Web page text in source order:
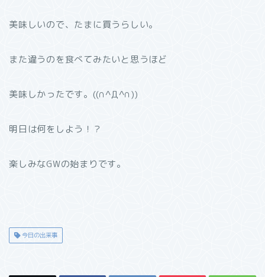
美味しいので、たまに買うらしい。
また違うのを食べてみたいと思うほど
美味しかったです。((∩^Д^∩))
明日は何をしよう！？
楽しみなGWの始まりです。
今日の出来事